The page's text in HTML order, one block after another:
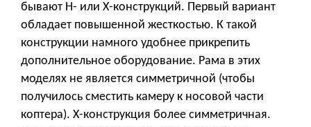
бывают Н- или Х-конструкций. Первый вариант
обладает повышенной жесткостью. К такой
конструкции намного удобнее прикрепить
дополнительное оборудование. Рама в этих
моделях не является симметричной (чтобы
получилось сместить камеру к носовой части
коптера). Х-конструкция более симметричная.